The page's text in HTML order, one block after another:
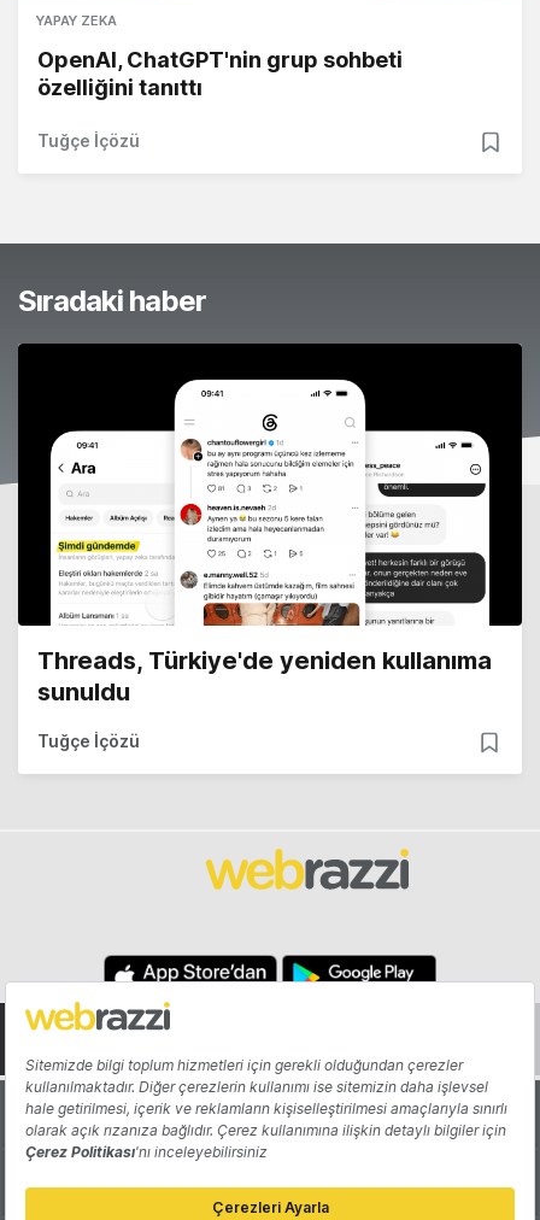
YAPAY ZEKA
OpenAI, ChatGPT'nin grup sohbeti
özelliğini tanıttı
Tuğçe İçözü
Sıradaki haber
Threads, Türkiye'de yeniden kullanıma
sunuldu
Tuğçe İçözü
Hakkında Yazarlar
Katkıda Bulun Reklam